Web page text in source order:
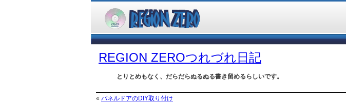
REGION ZEROつれづれ日記
とりとめもなく、だらだらぬるぬる書き留めるらしいです。
« パネルドアのDIY取り付け